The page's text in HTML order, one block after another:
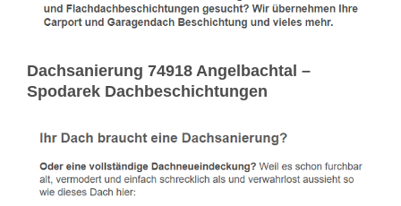
Dachsanierung 74918 Angelbachtal –
Spodarek Dachbeschichtungen